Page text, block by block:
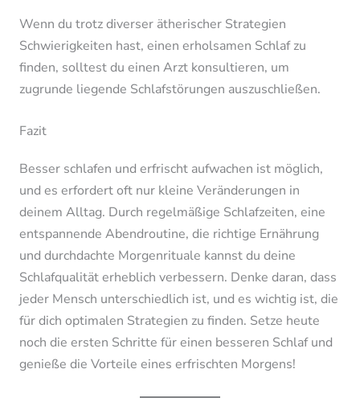
Wenn du trotz diverser ätherischer Strategien
Schwierigkeiten hast, einen erholsamen Schlaf zu
finden, solltest du einen Arzt konsultieren, um
zugrunde liegende Schlafstörungen auszuschließen.
Fazit
Besser schlafen und erfrischt aufwachen ist möglich,
und es erfordert oft nur kleine Veränderungen in
deinem Alltag. Durch regelmäßige Schlafzeiten, eine
entspannende Abendroutine, die richtige Ernährung
und durchdachte Morgenrituale kannst du deine
Schlafqualität erheblich verbessern. Denke daran, dass
jeder Mensch unterschiedlich ist, und es wichtig ist, die
für dich optimalen Strategien zu finden. Setze heute
noch die ersten Schritte für einen besseren Schlaf und
genieße die Vorteile eines erfrischten Morgens!